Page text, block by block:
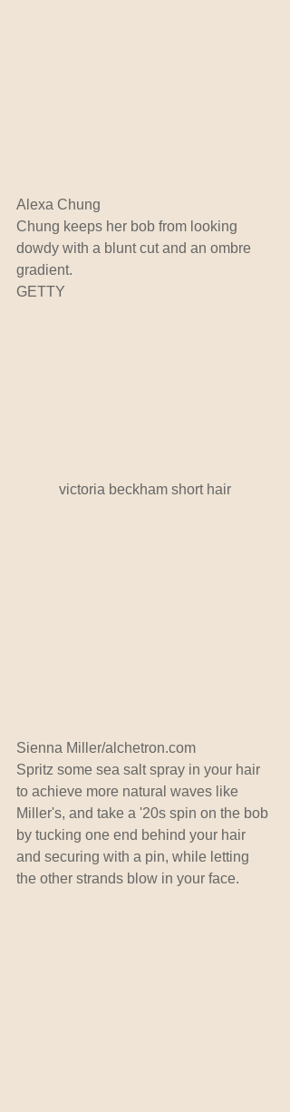
Alexa Chung
Chung keeps her bob from looking
dowdy with a blunt cut and an ombre
gradient.
GETTY
Sienna Miller/alchetron.com
Spritz some sea salt spray in your hair
to achieve more natural waves like
Miller's, and take a '20s spin on the bob
by tucking one end behind your hair
and securing with a pin, while letting
the other strands blow in your face.